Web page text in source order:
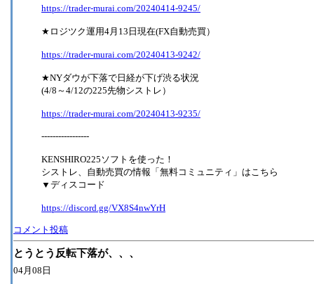
https://trader-murai.com/20240414-9245/
★ロジツク運用4月13日現在(FX自動売買）
https://trader-murai.com/20240413-9242/
★NYダウが下落で日経が下げ渋る状況
(4/8～4/12の225先物シストレ）
https://trader-murai.com/20240413-9235/
-----------------
KENSHIRO225ソフトを使った！
シストレ、自動売買の情報「無料コミュニティ」はこちら
▼ディスコード
https://discord.gg/VX8S4nwYrH
コメント投稿
とうとう反転下落が、、、
04月08日